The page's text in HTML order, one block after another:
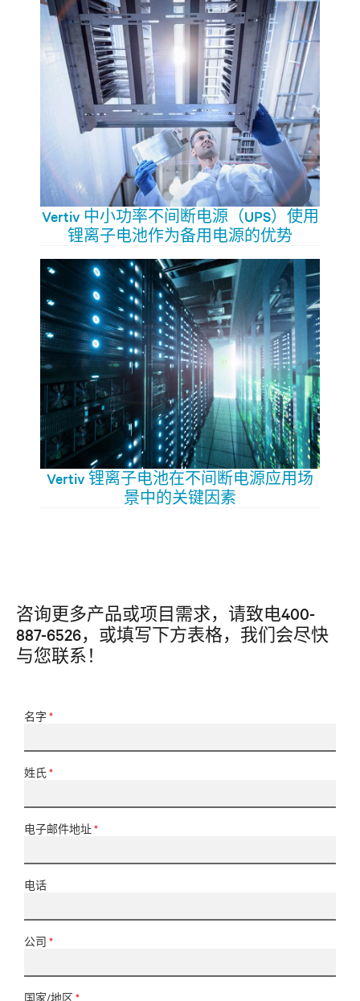
Vertiv 中小功率不间断电源（UPS）使用
锂离子电池作为备用电源的优势
Vertiv 锂离子电池在不间断电源应用场
景中的关键因素
咨询更多产品或项目需求，请致电400-
887-6526，或填写下方表格，我们会尽快
与您联系！
名字 *
姓氏*
电子邮件地址*
电话
公司 *
国家/地区 *